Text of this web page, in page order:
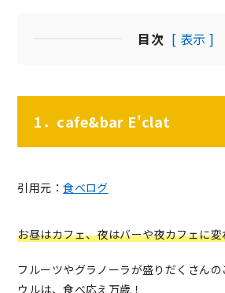
目次 [ 表示 ]
1．cafe&bar E'clat
引用元：食べログ
お昼はカフェ、夜はバーや夜カフェに
フルーツやグラノーラが盛りだくさん
ウルは、食べ応え万歳！